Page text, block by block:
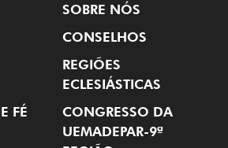
SOBRE NÓS
CONSELHOS
REGIÕES
ECLESIÁSTICAS
FÉ
CONGRESSO DA
UEMADEPAR-9ª